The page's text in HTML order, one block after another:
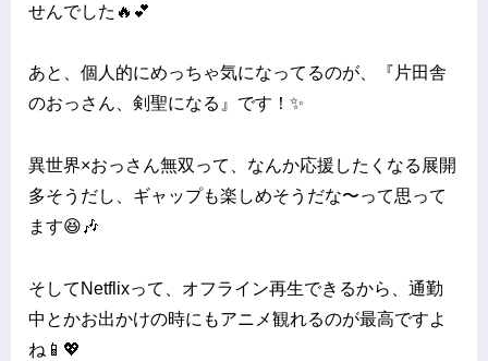
せんでした🔥💕
あと、個人的にめっちゃ気になってるのが、『片田舎
のおっさん、剣聖になる』です！✨
異世界×おっさん無双って、なんか応援したくなる展開
多そうだし、ギャップも楽しめそうだな〜って思って
ます😆🎶
そしてNetflixって、オフライン再生できるから、通勤
中とかお出かけの時にもアニメ観れるのが最高ですよ
ね📱💖